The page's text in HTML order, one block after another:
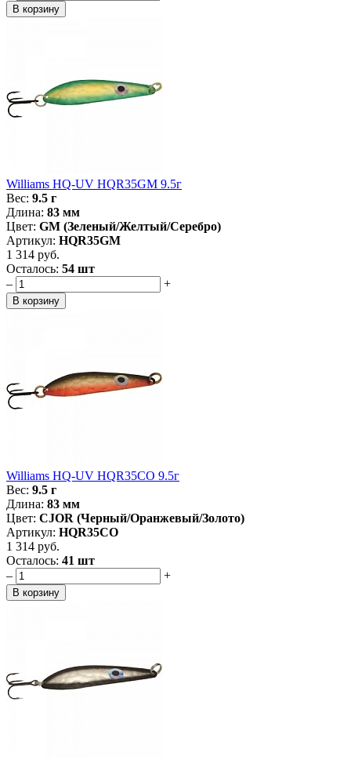
Williams HQ-UV HQR35GM 9.5г
Вес: 9.5 г
Длина: 83 мм
Цвет: GM (Зеленый/Желтый/Серебро)
Артикул: HQR35GM
1 314 руб.
Осталось: 54 шт
–
+
Williams HQ-UV HQR35CO 9.5г
Вес: 9.5 г
Длина: 83 мм
Цвет: CJOR (Черный/Оранжевый/Золото)
Артикул: HQR35CO
1 314 руб.
Осталось: 41 шт
–
+